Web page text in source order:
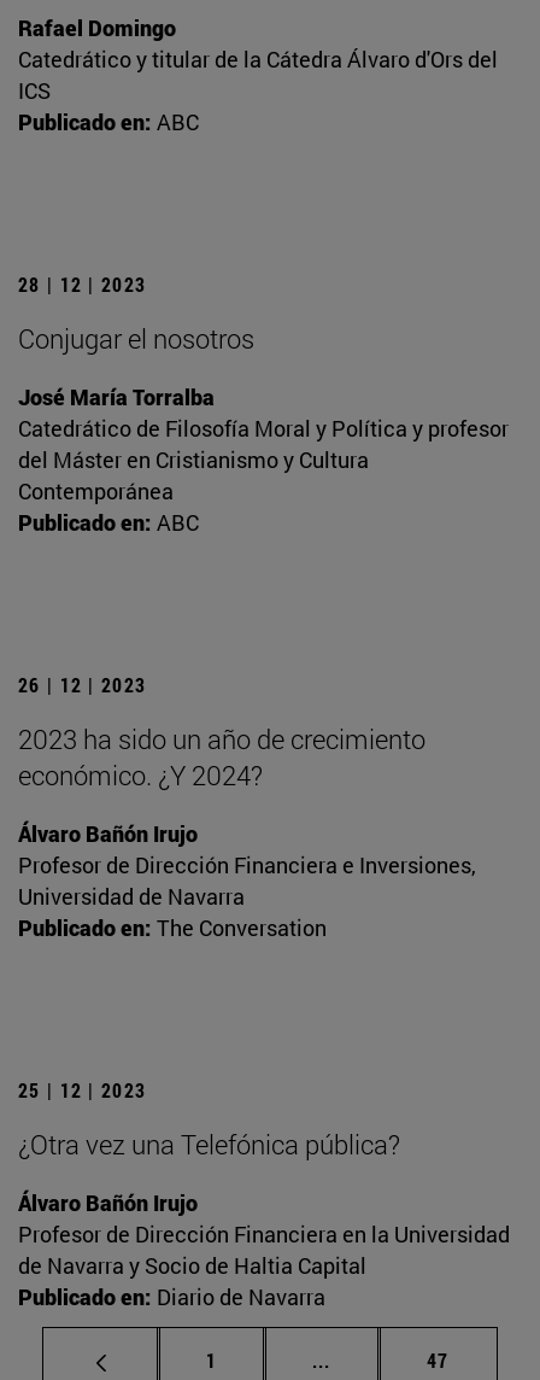
Rafael Domingo
Catedrático y titular de la Cátedra Álvaro d'Ors del
ICS
Publicado en: ABC
28 | 12 | 2023
Conjugar el nosotros
José María Torralba
Catedrático de Filosofía Moral y Política y profesor
del Máster en Cristianismo y Cultura
Contemporánea
Publicado en: ABC
26 | 12 | 2023
2023 ha sido un año de crecimiento
económico. ¿Y 2024?
Álvaro Bañón Irujo
Profesor de Dirección Financiera e Inversiones,
Universidad de Navarra
Publicado en: The Conversation
25 | 12 | 2023
¿Otra vez una Telefónica pública?
Álvaro Bañón Irujo
Profesor de Dirección Financiera en la Universidad
de Navarra y Socio de Haltia Capital
Publicado en: Diario de Navarra
Página
1 ... Páginas intermedias
Página
47